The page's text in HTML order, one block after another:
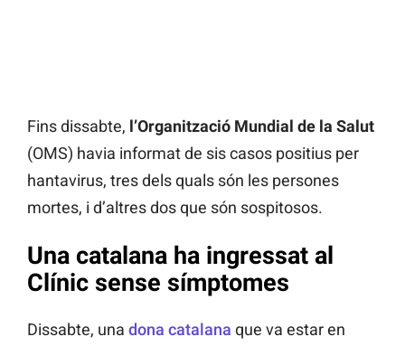
Fins dissabte, l’Organització Mundial de la Salut
(OMS) havia informat de sis casos positius per
hantavirus, tres dels quals són les persones
mortes, i d’altres dos que són sospitosos.
Una catalana ha ingressat al
Clínic sense símptomes
Dissabte, una dona catalana que va estar en